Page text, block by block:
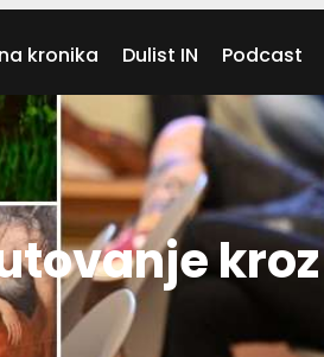
kronika Dulist IN Podcast